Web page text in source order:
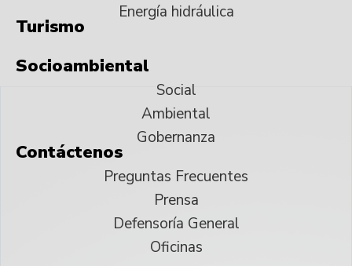
Energía hidráulica
Turismo
Socioambiental
Social
Ambiental
Gobernanza
Contáctenos
Preguntas Frecuentes
Prensa
Defensoría General
Oficinas